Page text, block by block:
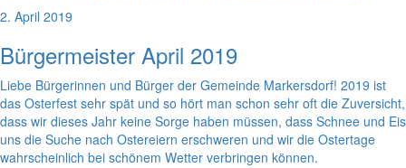
2. April 2019
Bürgermeister April 2019
Liebe Bürgerinnen und Bürger der Gemeinde Markersdorf! 2019 ist
das Osterfest sehr spät und so hört man schon sehr oft die Zuversicht,
dass wir dieses Jahr keine Sorge haben müssen, dass Schnee und Eis
uns die Suche nach Ostereiern erschweren und wir die Ostertage
wahrscheinlich bei schönem Wetter verbringen können.